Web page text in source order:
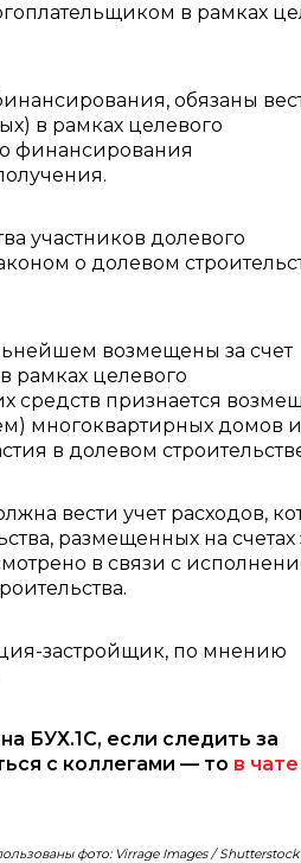
в рамках
обязаны
в рамках целевого
финансирования
участников долевого
о долевом
возмещены за счет
рамках целевого
средств признается
многоквартирных домов
в долевом
вести учет расходов,
размещенных на счетах
в связи с
застройщик, по мнению
БУХ.1С, если следить за
с коллегами — то в
фото: Virrage Images /